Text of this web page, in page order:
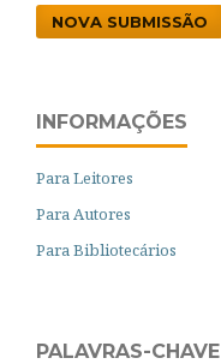
NOVA SUBMISSÃO
INFORMAÇÕES
Para Leitores
Para Autores
Para Bibliotecários
PALAVRAS-CHAVE